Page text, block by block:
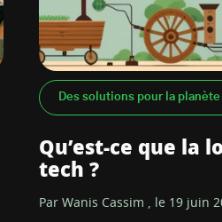
Des solutions pour la planète
Qu’est-ce que la
tech ?
Par Wanis Cassim , le 19 juin